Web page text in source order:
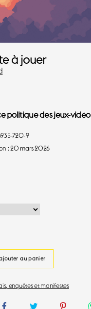
à jouer
politique des jeux-vidéo
720-9
: 20 mars 2026
au panier
enquêtes et manifestes